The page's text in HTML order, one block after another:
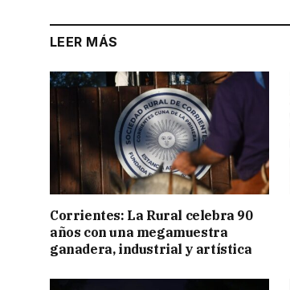
LEER MÁS
Corrientes: La Rural celebra 90
años con una megamuestra
ganadera, industrial y artística